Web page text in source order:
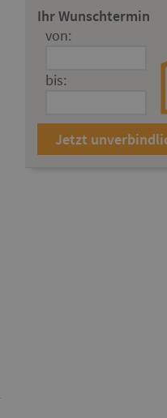
Ihr Wunschtermin
von:
bis: